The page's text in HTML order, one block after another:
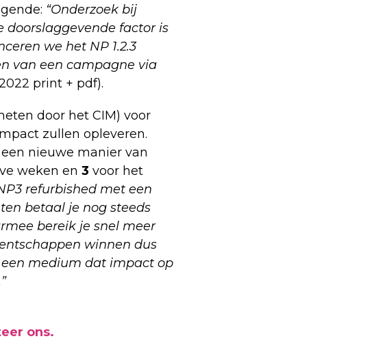
“Onderzoek bij
doorslaggevende factor is
we het NP 1.2.3
van een campagne via
print + pdf).
door het CIM) voor
zullen opleveren.
nieuwe manier van
weken en 3 voor het
refurbished met een
betaal je nog steeds
bereik je snel meer
winnen dus
medium dat impact op
ons.